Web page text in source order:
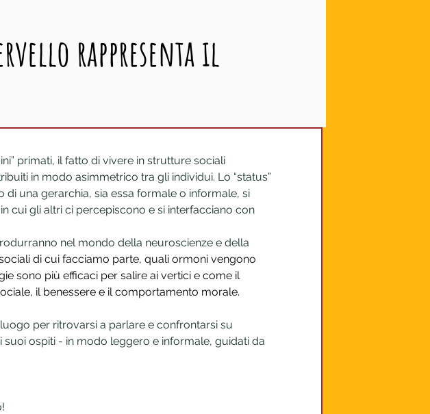
rappresenta il
primati, il fatto di vivere in strutture sociali
in modo asimmetrico tra gli individui. Lo “status”
una gerarchia, sia essa formale o informale, si
cui gli altri ci percepiscono e si interfacciano con
nel mondo della neuroscienze e della
di cui facciamo parte, quali ormoni vengono
sono più efficaci per salire ai vertici e come il
il benessere e il comportamento morale.
per ritrovarsi a parlare e confrontarsi su
ospiti - in modo leggero e informale, guidati da